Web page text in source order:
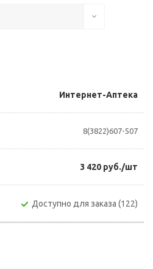
Интернет-Аптека
8(3822)607-507
3 420 руб./шт
Доступно для заказа (122)